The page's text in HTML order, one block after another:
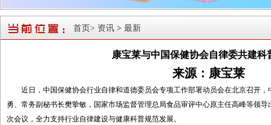
首页> 资讯 > 最新
康宝莱与中国保健协会自律委共建科
来源：康宝莱
近日，中国保健协会行业自律和道德委员会专项工作部署动员会在北京召开，
勇、常务副秘书长樊挚敏，国家市场监督管理总局食品审评中心原主任高峰等领导
次会议，全力支持行业自律建设与健康科普规范发展。